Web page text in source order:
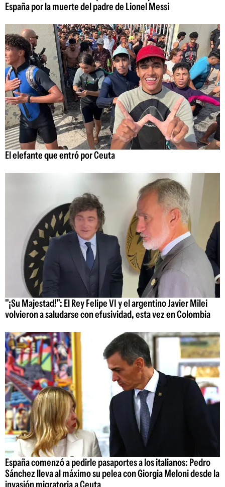
España por la muerte del padre de Lionel Messi
El elefante que entró por Ceuta
"¡Su Majestad!": El Rey Felipe VI y el argentino Javier Milei
volvieron a saludarse con efusividad, esta vez en Colombia
España comenzó a pedirle pasaportes a los italianos: Pedro
Sánchez lleva al máximo su pelea con Giorgia Meloni desde la